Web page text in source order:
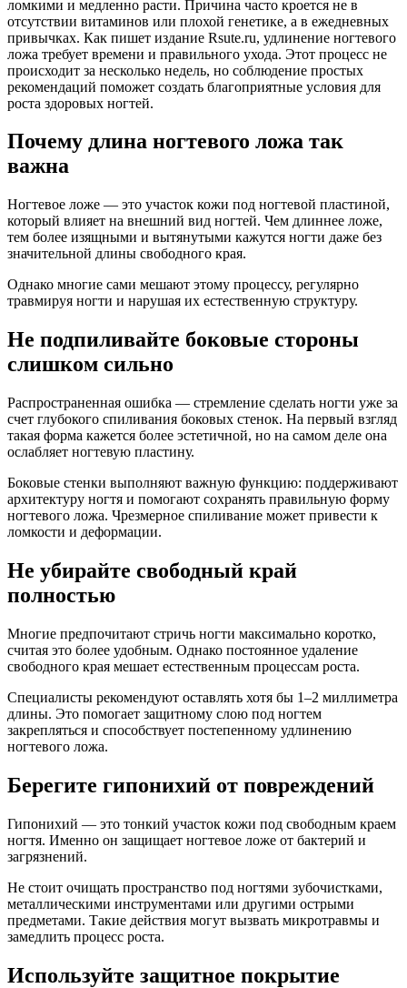
ломкими и медленно расти. Причина часто кроется не в
отсутствии витаминов или плохой генетике, а в ежедневных
привычках. Как пишет издание Rsute.ru, удлинение ногтевого
ложа требует времени и правильного ухода. Этот процесс не
происходит за несколько недель, но соблюдение простых
рекомендаций поможет создать благоприятные условия для
роста здоровых ногтей.
Почему длина ногтевого ложа так
важна
Ногтевое ложе — это участок кожи под ногтевой пластиной,
который влияет на внешний вид ногтей. Чем длиннее ложе,
тем более изящными и вытянутыми кажутся ногти даже без
значительной длины свободного края.
Однако многие сами мешают этому процессу, регулярно
травмируя ногти и нарушая их естественную структуру.
Не подпиливайте боковые стороны
слишком сильно
Распространенная ошибка — стремление сделать ногти уже за
счет глубокого спиливания боковых стенок. На первый взгляд
такая форма кажется более эстетичной, но на самом деле она
ослабляет ногтевую пластину.
Боковые стенки выполняют важную функцию: поддерживают
архитектуру ногтя и помогают сохранять правильную форму
ногтевого ложа. Чрезмерное спиливание может привести к
ломкости и деформации.
Не убирайте свободный край
полностью
Многие предпочитают стричь ногти максимально коротко,
считая это более удобным. Однако постоянное удаление
свободного края мешает естественным процессам роста.
Специалисты рекомендуют оставлять хотя бы 1–2 миллиметра
длины. Это помогает защитному слою под ногтем
закрепляться и способствует постепенному удлинению
ногтевого ложа.
Берегите гипонихий от повреждений
Гипонихий — это тонкий участок кожи под свободным краем
ногтя. Именно он защищает ногтевое ложе от бактерий и
загрязнений.
Не стоит очищать пространство под ногтями зубочистками,
металлическими инструментами или другими острыми
предметами. Такие действия могут вызвать микротравмы и
замедлить процесс роста.
Используйте защитное покрытие